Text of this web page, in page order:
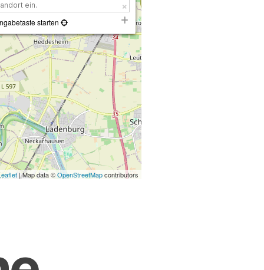
starten
| Map data ©OpenStreetMapcontributors